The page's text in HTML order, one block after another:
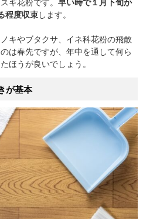
ギ花粉です。 早い時で１月下旬か
程度収束します。
キやブタクサ、イネ科花粉の飛散
は春先ですが、年中を通して何ら
ほうが良いでしょう。
が基本